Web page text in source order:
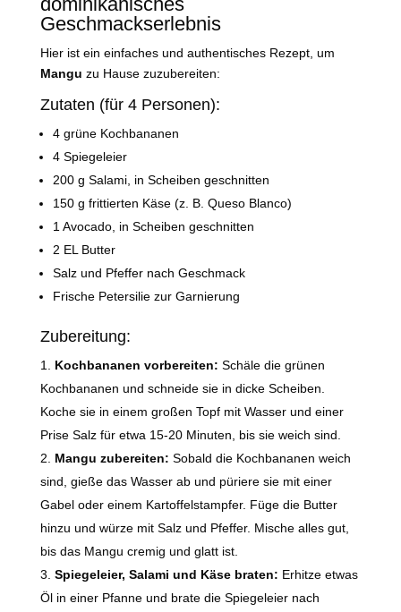
Geschmackserlebnis
Hier ist ein einfaches und authentisches Rezept, um
Mangu zu Hause zuzubereiten:
Zutaten (für 4 Personen):
4 grüne Kochbananen
4 Spiegeleier
200 g Salami, in Scheiben geschnitten
150 g frittierten Käse (z. B. Queso Blanco)
1 Avocado, in Scheiben geschnitten
2 EL Butter
Salz und Pfeffer nach Geschmack
Frische Petersilie zur Garnierung
Zubereitung:
Kochbananen vorbereiten: Schäle die grünen
Kochbananen und schneide sie in dicke Scheiben.
Koche sie in einem großen Topf mit Wasser und einer
Prise Salz für etwa 15-20 Minuten, bis sie weich sind.
Mangu zubereiten: Sobald die Kochbananen weich
sind, gieße das Wasser ab und püriere sie mit einer
Gabel oder einem Kartoffelstampfer. Füge die Butter
hinzu und würze mit Salz und Pfeffer. Mische alles gut,
bis das Mangu cremig und glatt ist.
Spiegeleier, Salami und Käse braten: Erhitze etwas
Öl in einer Pfanne und brate die Spiegeleier nach